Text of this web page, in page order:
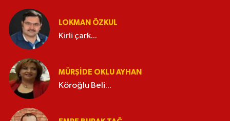
LOKMAN ÖZKUL
Kirli çark...
MÜRŞIDE OKLU AYHAN
Köroğlu Beli...